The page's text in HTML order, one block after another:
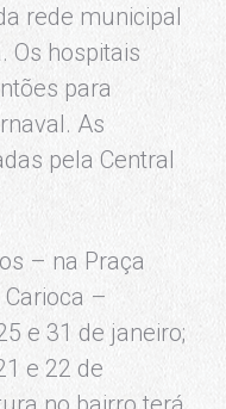
rede municipal
Os hospitais
para
As
pela Central
– na Praça
–
e 31 de janeiro;
e 22 de